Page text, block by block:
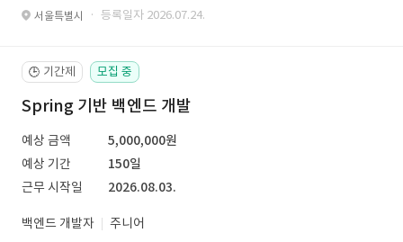
서울특별시 · 등록일자 2026.07.24.
🕒 기간제 모집 중
Spring 기반 백엔드 개발
예상 금액
5,000,000원
예상 기간
150일
근무 시작일
2026.08.03.
백엔드 개발자 주니어